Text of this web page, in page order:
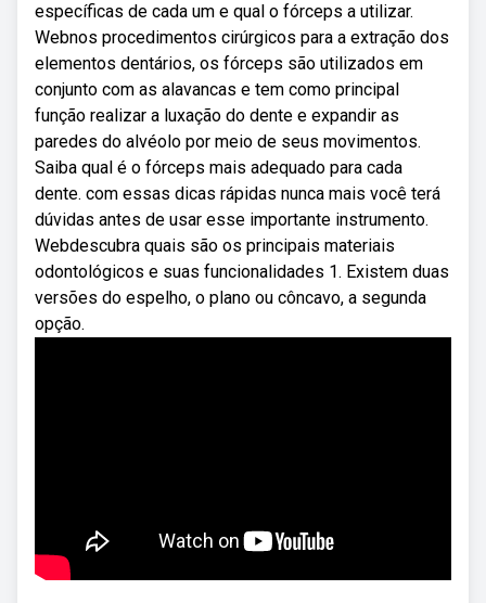
específicas de cada um e qual o fórceps a utilizar.
Webnos procedimentos cirúrgicos para a extração dos
elementos dentários, os fórceps são utilizados em
conjunto com as alavancas e tem como principal
função realizar a luxação do dente e expandir as
paredes do alvéolo por meio de seus movimentos.
Saiba qual é o fórceps mais adequado para cada
dente. com essas dicas rápidas nunca mais você terá
dúvidas antes de usar esse importante instrumento.
Webdescubra quais são os principais materiais
odontológicos e suas funcionalidades 1. Existem duas
versões do espelho, o plano ou côncavo, a segunda
opção.